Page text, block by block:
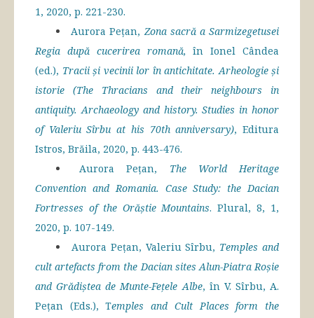
1, 2020, p. 221-230.
Aurora Pețan,Zona sacră a Sarmizegetusei
Regia după cucerirea romană,în Ionel Cândea
(ed.), Tracii și vecinii lor în antichitate. Arheologie și
istorie (The Thracians and their neighbours in
antiquity. Archaeology and history. Studies in honor
of Valeriu Sîrbu at his 70th anniversary), Editura
Istros, Brăila, 2020, p. 443-476.
Aurora Pețan, The World Heritage
Convention and Romania. Case Study: the Dacian
Fortresses of the Orăștie Mountains. Plural, 8, 1,
2020, p. 107-149.
Aurora Pețan, Valeriu Sîrbu, Temples and
cult artefacts from the Dacian sites Alun-Piatra Roșie
and Grădiștea de Munte-Fețele Albe, în V. Sîrbu, A.
Pețan (Eds.), Temples and Cult Places form the